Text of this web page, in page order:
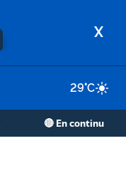
X
29°C
🔴 En continu